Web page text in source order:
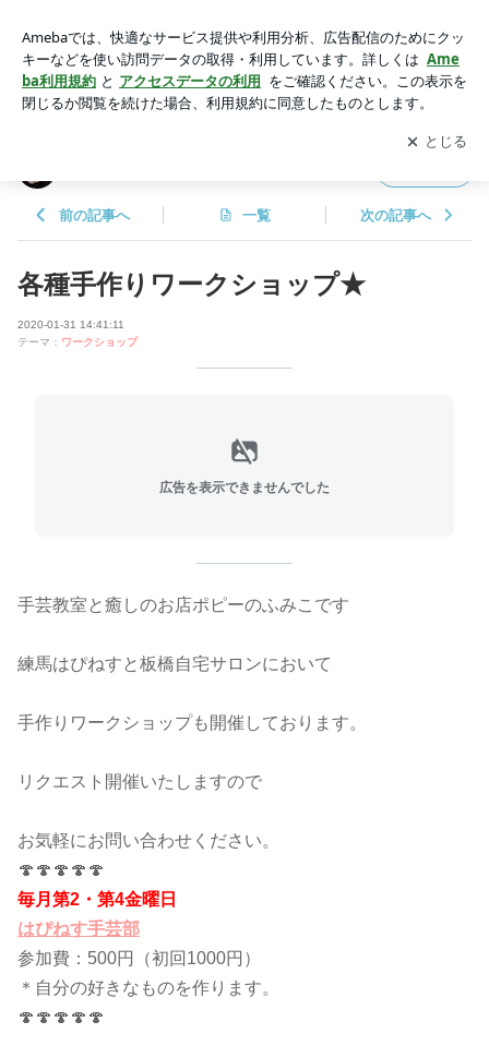
ぴねす
アプリをダウンロードして ブログの更新通知
を受け取りまし
ょう。
開く
前の記事へ 一覧 次の記事へ
各種手作りワークショップ★
2020-01-31 14:41:11
テーマ： ワークショップ
広告を表示できませんでした
手芸教室と癒しのお店ポピーのふみこです
練馬はぴねすと板橋自宅サロンにおいて
手作りワークショップも開催しております。
リクエスト開催いたしますので
お気軽にお問い合わせください。
🍄🍄🍄🍄🍄
毎月第2・第4金曜日
はぴねす手芸部
参加費：500円（初回1000円）
＊自分の好きなものを作ります。
🍄🍄🍄🍄🍄